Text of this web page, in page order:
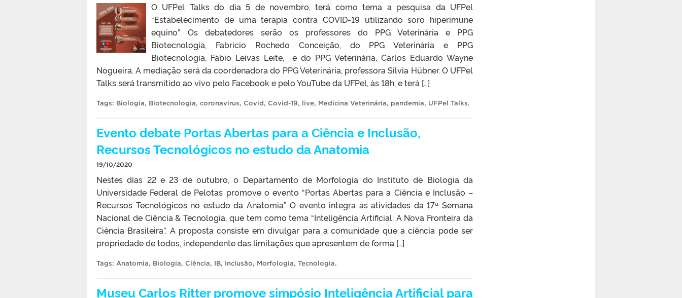
O UFPel Talks do dia 5 de novembro, terá como tema a pesquisa da UFPel
“Estabelecimento de uma terapia contra COVID-19 utilizando soro hiperimune
equino”. Os debatedores serão os professores do PPG Veterinária e PPG
Biotecnologia, Fabricio Rochedo Conceição, do PPG Veterinária e PPG
Biotecnologia, Fábio Leivas Leite, e do PPG Veterinária, Carlos Eduardo Wayne
Nogueira. A mediação será da coordenadora do PPG Veterinária, professora Silvia Hübner. O UFPel
Talks será transmitido ao vivo pelo Facebook e pelo YouTube da UFPel, às 18h, e terá […]
Tags: Biologia, Biotecnologia, coronavirus, Covid, Covid-19, live, Medicina Veterinária, pandemia, UFPel Talks.
Evento debate Portas Abertas para a Ciência e Inclusão,
Recursos Tecnológicos no estudo da Anatomia
19/10/2020
Nestes dias 22 e 23 de outubro, o Departamento de Morfologia do Instituto de Biologia da
Universidade Federal de Pelotas promove o evento “Portas Abertas para a Ciência e Inclusão –
Recursos Tecnológicos no estudo da Anatomia”. O evento integra as atividades da 17ª Semana
Nacional de Ciência & Tecnologia, que tem como tema “Inteligência Artificial: A Nova Fronteira da
Ciência Brasileira”. A proposta consiste em divulgar para a comunidade que a ciência pode ser
propriedade de todos, independente das limitações que apresentem de forma […]
Tags: Anatomia, Biologia, Ciência, IB, Inclusão, Morfologia, Tecnologia.
Museu Carlos Ritter promove simpósio Inteligência Artificial para